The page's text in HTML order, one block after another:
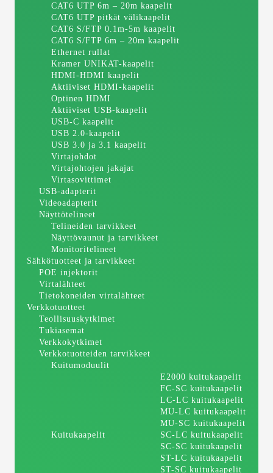
CAT6 UTP 6m – 20m kaapelit
CAT6 UTP pitkät välikaapelit
CAT6 S/FTP 0.1m-5m kaapelit
CAT6 S/FTP 6m – 20m kaapelit
Ethernet rullat
Kramer UNIKAT-kaapelit
HDMI-HDMI kaapelit
Aktiiviset HDMI-kaapelit
Optinen HDMI
Aktiiviset USB-kaapelit
USB-C kaapelit
USB 2.0-kaapelit
USB 3.0 ja 3.1 kaapelit
Virtajohdot
Virtajohtojen jakajat
Virtasovittimet
USB-adapterit
Videoadapterit
Näyttötelineet
Telineiden tarvikkeet
Näyttövaunut ja tarvikkeet
Monitoritelineet
Sähkötuotteet ja tarvikkeet
POE injektorit
Virtalähteet
Tietokoneiden virtalähteet
Verkkotuotteet
Teollisuuskytkimet
Tukiasemat
Verkkokytkimet
Verkkotuotteiden tarvikkeet
Kuitumoduulit
Kuitukaapelit
E2000 kuitukaapelit
FC-SC kuitukaapelit
LC-LC kuitukaapelit
MU-LC kuitukaapelit
MU-SC kuitukaapelit
SC-LC kuitukaapelit
SC-SC kuitukaapelit
ST-LC kuitukaapelit
ST-SC kuitukaapelit